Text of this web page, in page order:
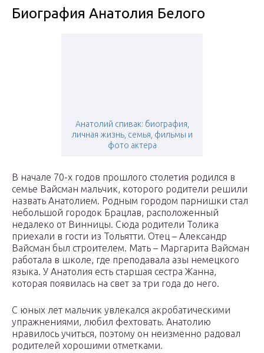
Биография Анатолия Белого
Анатолий спивак: биография,
личная жизнь, семья, фильмы и
фото актера
В начале 70-х годов прошлого столетия родился в
семье Вайсман мальчик, которого родители решили
назвать Анатолием. Родным городом парнишки стал
небольшой городок Брацлав, расположенный
недалеко от Винницы. Сюда родители Толика
приехали в гости из Тольятти. Отец – Александр
Вайсман был строителем. Мать – Маргарита Вайсман
работала в школе, где преподавала азы немецкого
языка. У Анатолия есть старшая сестра Жанна,
которая появилась на свет за три года до него.
С юных лет мальчик увлекался акробатическими
упражнениями, любил фехтовать. Анатолию
нравилось учиться, поэтому он неизменно радовал
родителей хорошими отметками.